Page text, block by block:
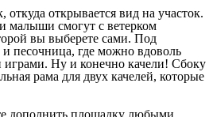
откуда открывается вид на участок.
малыши смогут с ветерком
вы выберете сами. Под
и песочница, где можно вдоволь
играми. Ну и конечно качели! Сбоку
рама для двух качелей, которые
дополнить площадку любыми